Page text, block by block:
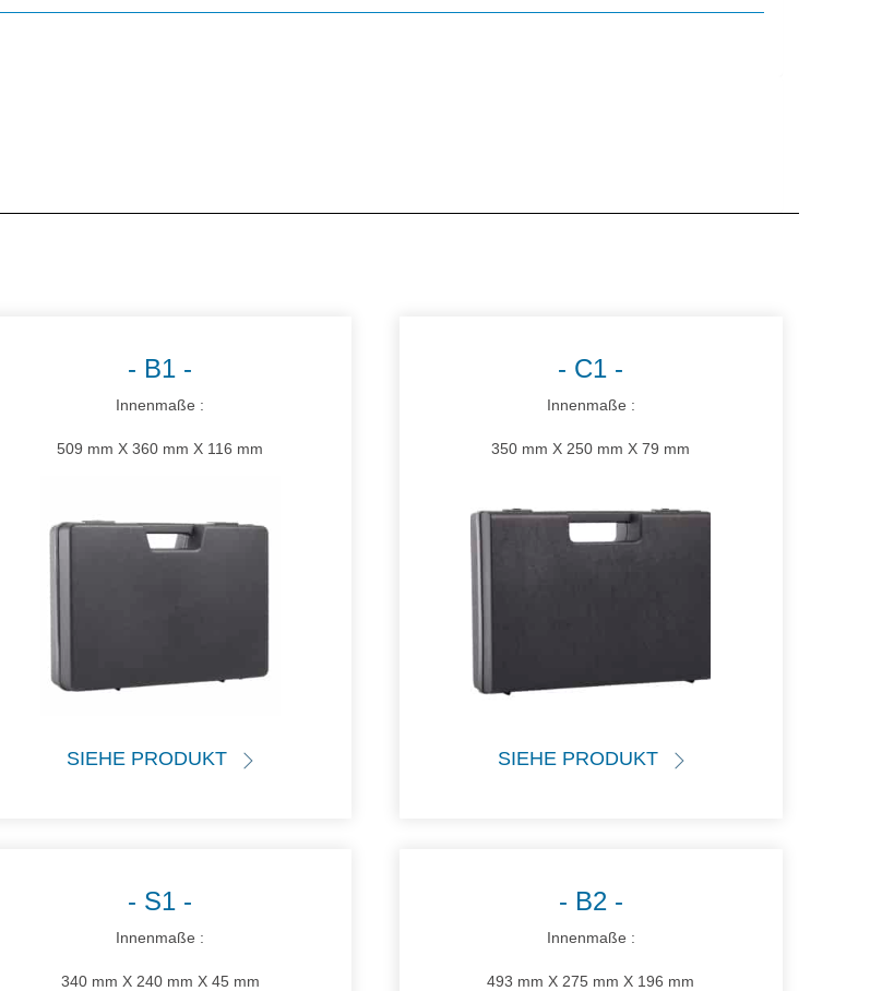
B1
Innenmaße :
509 mm X 360 mm X 116 mm
SIEHE PRODUKT
C1
Innenmaße :
350 mm X 250 mm X 79 mm
SIEHE PRODUKT
S1
Innenmaße :
340 mm X 240 mm X 45 mm
B2
Innenmaße :
493 mm X 275 mm X 196 mm